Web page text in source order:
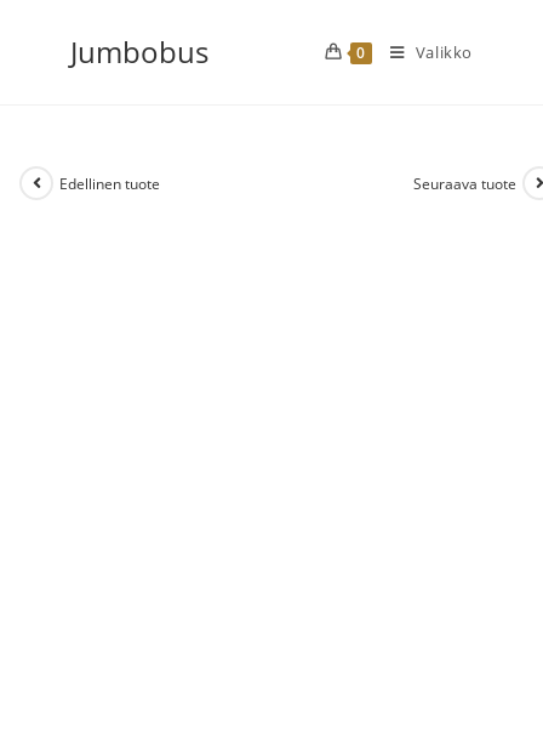
sisältöön
Jumbobus 0 Valikko
Edellinen tuote Seuraava tuote